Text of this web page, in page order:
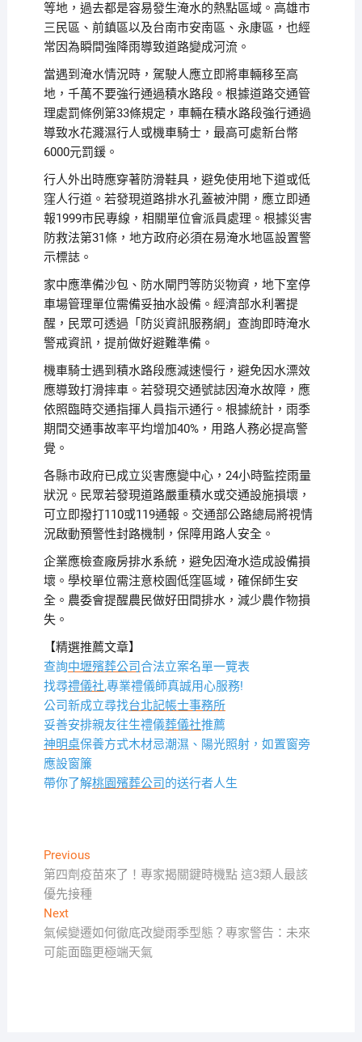
等地，過去都是容易發生淹水的熱點區域。高雄市
三民區、前鎮區以及台南市安南區、永康區，也經
常因為瞬間強降雨導致道路變成河流。
當遇到淹水情況時，駕駛人應立即將車輛移至高
地，千萬不要強行通過積水路段。根據道路交通管
理處罰條例第33條規定，車輛在積水路段強行通過
導致水花濺濕行人或機車騎士，最高可處新台幣
6000元罰鍰。
行人外出時應穿著防滑鞋具，避免使用地下道或低
窪人行道。若發現道路排水孔蓋被沖開，應立即通
報1999市民專線，相關單位會派員處理。根據災害
防救法第31條，地方政府必須在易淹水地區設置警
示標誌。
家中應準備沙包、防水閘門等防災物資，地下室停
車場管理單位需備妥抽水設備。經濟部水利署提
醒，民眾可透過「防災資訊服務網」查詢即時淹水
警戒資訊，提前做好避難準備。
機車騎士遇到積水路段應減速慢行，避免因水漂效
應導致打滑摔車。若發現交通號誌因淹水故障，應
依照臨時交通指揮人員指示通行。根據統計，雨季
期間交通事故率平均增加40%，用路人務必提高警
覺。
各縣市政府已成立災害應變中心，24小時監控雨量
狀況。民眾若發現道路嚴重積水或交通設施損壞，
可立即撥打110或119通報。交通部公路總局將視情
況啟動預警性封路機制，保障用路人安全。
企業應檢查廠房排水系統，避免因淹水造成設備損
壞。學校單位需注意校園低窪區域，確保師生安
全。農委會提醒農民做好田間排水，減少農作物損
失。
【精選推薦文章】
查詢中壢殯葬公司合法立案名單一覽表
找尋禮儀社,專業禮儀師真誠用心服務!
公司新成立尋找台北記帳士事務所
妥善安排親友往生禮儀葬儀社推薦
神明桌保養方式木材忌潮濕、陽光照射，如置窗旁
應設窗簾
帶你了解桃園殯葬公司的送行者人生
文
章
導
覽
PreviousPrevious
post:
第四劑疫苗來了！專家揭關鍵時機點 這3類人最該
優先接種
NextNext
post:
氣候變遷如何徹底改變雨季型態？專家警告：未來
可能面臨更極端天氣